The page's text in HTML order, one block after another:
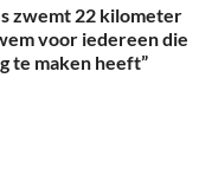
zwemt 22 kilometer
voor iedereen die
te maken heeft”